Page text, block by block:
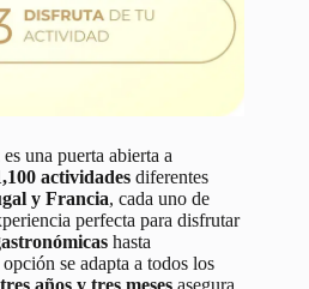
una puerta abierta a
actividades diferentes
y Francia, cada uno de
perfecta para disfrutar
hasta
opción se adapta a todos los
tres años y tres meses asegura